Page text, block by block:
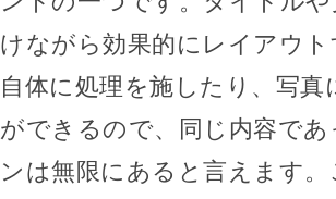
けながら効果的にレイアウ
自体に処理を施したり、写
ができるので、同じ内容で
ンは無限にあると言えます